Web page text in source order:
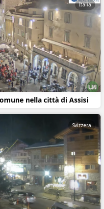
nella città di Assisi
Italia
Svizzera